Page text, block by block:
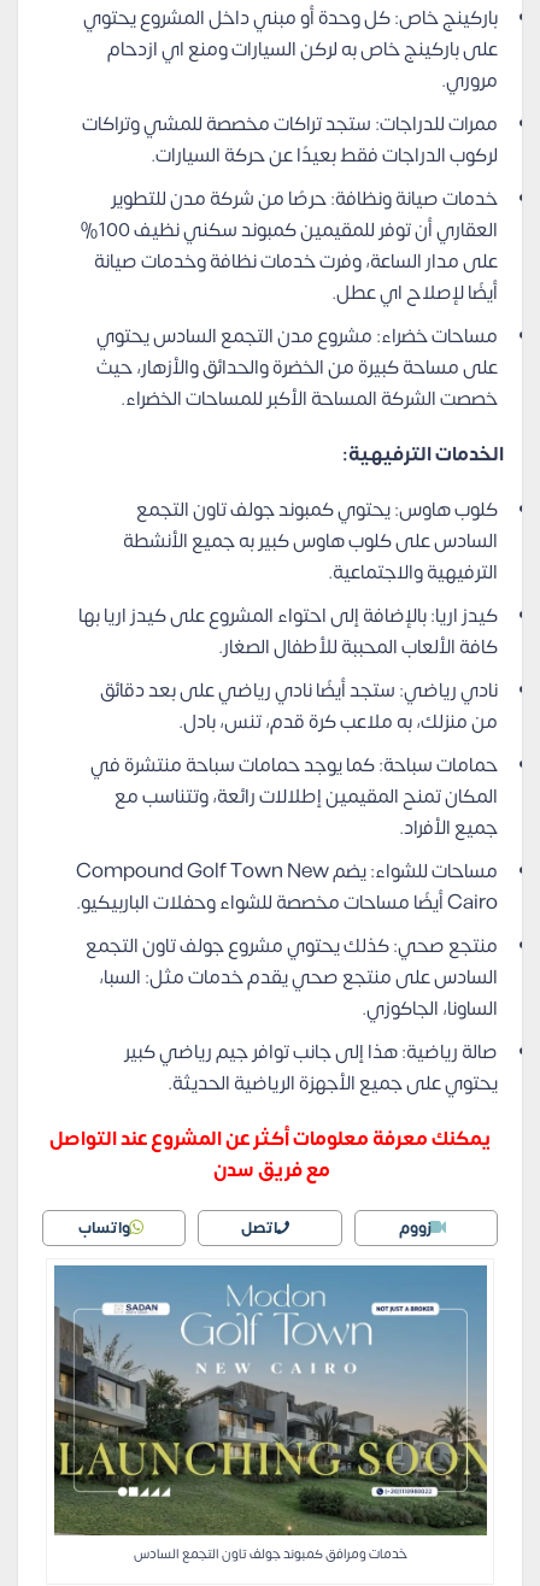
باركينج خاص: كل وحدة أو مبني داخل المشروع يحتوي
على باركينج خاص به لركن السيارات ومنع اي ازدحام
مروري.
ممرات للدراجات: ستجد تراكات مخصصة للمشي وتراكات
لركوب الدراجات فقط بعيدًا عن حركة السيارات.
خدمات صيانة ونظافة: حرصًا من شركة مدن للتطوير
العقاري أن توفر للمقيمين كمبوند سكني نظيف 100%
على مدار الساعة، وفرت خدمات نظافة وخدمات صيانة
أيضًا لإصلاح اي عطل.
مساحات خضراء: مشروع مدن التجمع السادس يحتوي
على مساحة كبيرة من الخضرة والحدائق والأزهار، حيث
خصصت الشركة المساحة الأكبر للمساحات الخضراء.
الخدمات الترفيهية:
كلوب هاوس: يحتوي كمبوند جولف تاون التجمع
السادس على كلوب هاوس كبير به جميع الأنشطة
الترفيهية والاجتماعية.
كيدز اريا: بالإضافة إلى احتواء المشروع على كيدز اريا بها
كافة الألعاب المحببة للأطفال الصغار.
نادي رياضي: ستجد أيضًا نادي رياضي على بعد دقائق
من منزلك، به ملاعب كرة قدم، تنس، بادل.
حمامات سباحة: كما يوجد حمامات سباحة منتشرة في
المكان تمنح المقيمين إطلالات رائعة، وتتناسب مع
جميع الأفراد.
مساحات للشواء: يضم Compound Golf Town New
Cairo أيضًا مساحات مخصصة للشواء وحفلات الباربيكيو.
منتجع صحي: كذلك يحتوي مشروع جولف تاون التجمع
السادس على منتجع صحي يقدم خدمات مثل: السبا،
الساونا، الجاكوزي.
صالة رياضية: هذا إلى جانب توافر جيم رياضي كبير
يحتوي على جميع الأجهزة الرياضية الحديثة.
يمكنك معرفة معلومات أكثر عن المشروع عند التواصل
مع فريق سدن
زووم اتصل واتساب
خدمات ومرافق كمبوند جولف تاون التجمع السادس